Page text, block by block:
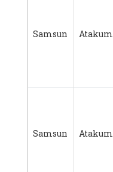
Samsun Atakum
Samsun Atakum